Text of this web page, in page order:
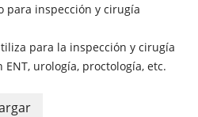
para inspección y cirugía
para la inspección y cirugía
urología, proctología, etc.